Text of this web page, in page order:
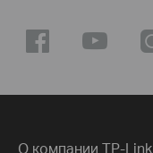
О компании TP-Link